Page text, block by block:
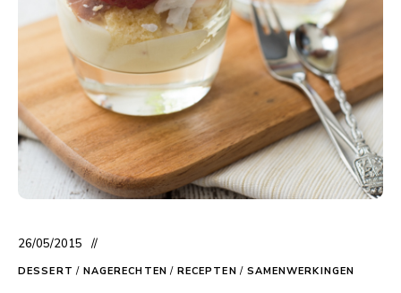
26/05/2015
DESSERT / NAGERECHTEN / RECEPTEN / SAMENWERKINGEN